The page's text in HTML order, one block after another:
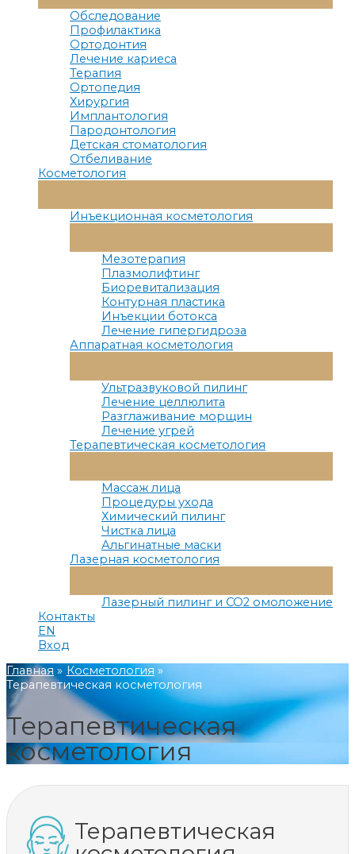
Меню
Обследование
Профилактика
Ортодонтия
Лечение кариеса
Терапия
Ортопедия
Хирургия
Имплантология
Пародонтология
Детская стоматология
Отбеливание
Косметология
Меню
Инъекционная косметология
Меню
Мезотерапия
Плазмолифтинг
Биоревитализация
Контурная пластика
Инъекции ботокса
Лечение гипергидроза
Аппаратная косметология
Меню
Ультразвуковой пилинг
Лечение целлюлита
Разглаживание морщин
Лечение угрей
Терапевтическая косметология
Меню
Массаж лица
Процедуры ухода
Химический пилинг
Чистка лица
Альгинатные маски
Лазерная косметология
Меню
Лазерный пилинг и СО2 омоложение
Контакты
EN
Вход
Главная
Косметология
Терапевтическая косметология
Терапевтическая
косметология
Терапевтическая